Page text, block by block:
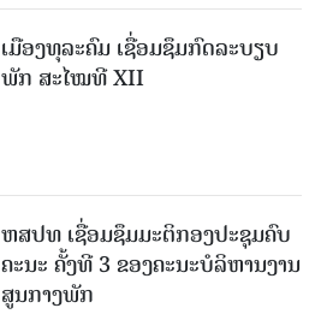
ເມືອງທຸລະຄົມ ເຊື່ອມຊຶມກົດລະບຽບ
ພັກ ສະໄໝທີ XII
ຫສປທ ເຊື່ອມຊຶມມະຕິກອງປະຊຸມຄົບ
ຄະນະ ຄັ້ງທີ 3 ຂອງຄະນະບໍລິຫານງານ
ສູນກາງພັກ